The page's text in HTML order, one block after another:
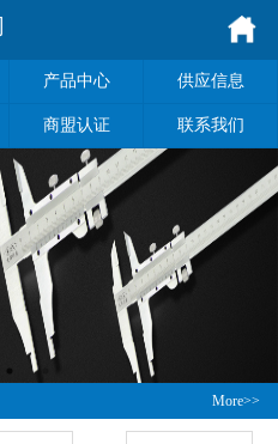
产品中心 供应信息
商盟认证 联系我们
More>>